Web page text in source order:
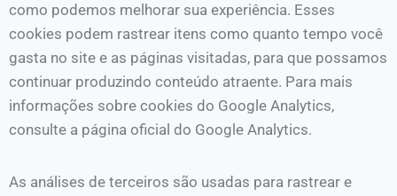
como podemos melhorar sua experiência. Esses
cookies podem rastrear itens como quanto tempo você
gasta no site e as páginas visitadas, para que possamos
continuar produzindo conteúdo atraente. Para mais
informações sobre cookies do Google Analytics,
consulte a página oficial do Google Analytics.
As análises de terceiros são usadas para rastrear e